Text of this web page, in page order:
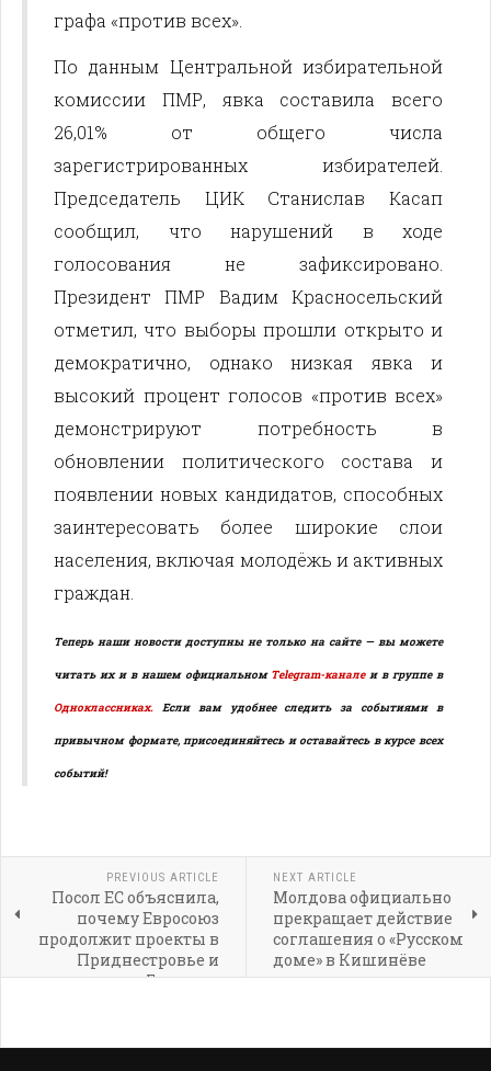
графа «против всех».
По данным Центральной избирательной
комиссии ПМР, явка составила всего
26,01% от общего числа
зарегистрированных избирателей.
Председатель ЦИК Станислав Касап
сообщил, что нарушений в ходе
голосования не зафиксировано.
Президент ПМР Вадим Красносельский
отметил, что выборы прошли открыто и
демократично, однако низкая явка и
высокий процент голосов «против всех»
демонстрируют потребность в
обновлении политического состава и
появлении новых кандидатов, способных
заинтересовать более широкие слои
населения, включая молодёжь и активных
граждан.
Теперь наши новости доступны не только на сайте — вы можете
читать их и в нашем официальном Telegram-каналеи в группе в
Одноклассниках. Если вам удобнее следить за событиями в
привычном формате, присоединяйтесь и оставайтесь в курсе всех
событий!
PREVIOUS ARTICLE
Посол ЕС объяснила,
почему Евросоюз
продолжит проекты в
Приднестровье и
Гагаузии
NEXT ARTICLE
Молдова официально
прекращает действие
соглашения о «Русском
доме» в Кишинёве